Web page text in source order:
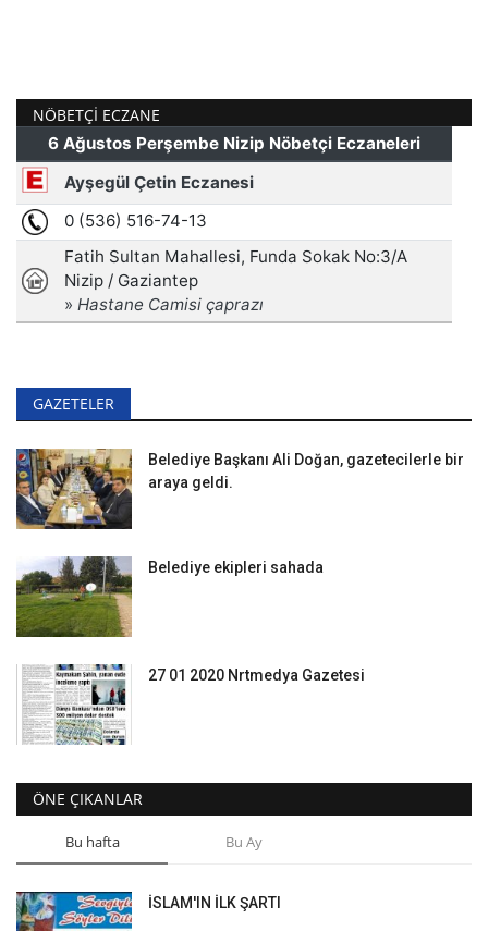
NÖBETÇI ECZANE
GAZETELER
Belediye Başkanı Ali Doğan, gazetecilerle bir
araya geldi.
Belediye ekipleri sahada
27 01 2020 Nrtmedya Gazetesi
ÖNE ÇIKANLAR
Bu hafta Bu Ay
İSLAM'IN İLK ŞARTI